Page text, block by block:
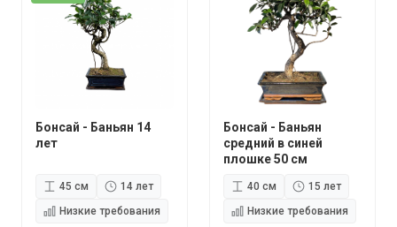
Бонсай - Баньян 14
лет
45 см
14 лет
Низкие требования
Бонсай - Баньян
средний в синей
плошке 50 см
40 см
15 лет
Низкие требования